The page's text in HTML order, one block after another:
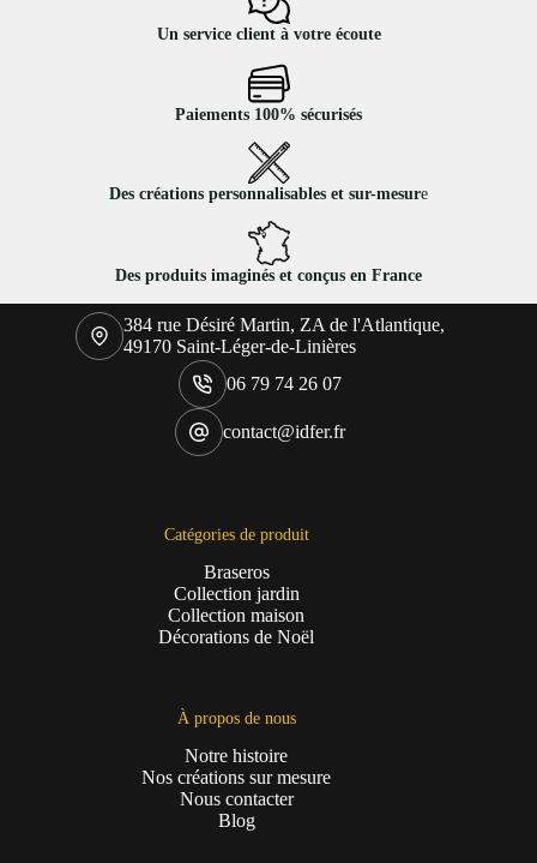
Un service client à votre écoute
Paiements 100% sécurisés
Des créations personnalisables et sur-mesure
Des produits imaginés et conçus en France
384 rue Désiré Martin, ZA de l'Atlantique,
49170 Saint-Léger-de-Linières
06 79 74 26 07
contact@idfer.fr
Catégories de produit
Braseros
Collection jardin
Collection maison
Décorations de Noël
À propos de nous
Notre histoire
Nos créations sur mesure
Nous contacter
Blog